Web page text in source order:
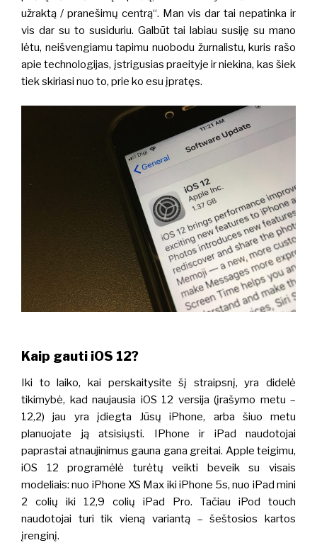
užraktą / pranešimų centrą“. Man vis dar tai nepatinka ir
vis dar su to susiduriu. Galbūt tai labiau susiję su mano
lėtu, neišvengiamu tapimu nuobodu žurnalistu, kuris rašo
apie technologijas, įstrigusias praeityje ir niekina, kas šiek
tiek skiriasi nuo to, prie ko esu įpratęs.
Kaip gauti iOS 12?
Iki to laiko, kai perskaitysite šį straipsnį, yra didelė
tikimybė, kad naujausia iOS 12 versija (įrašymo metu –
12,2) jau yra įdiegta Jūsų iPhone, arba šiuo metu
planuojate ją atsisiųsti. IPhone ir iPad naudotojai
paprastai atnaujinimus gauna gana greitai. Apple teigimu,
iOS 12 programėlė turėtų veikti beveik su visais
modeliais: nuo iPhone XS Max iki iPhone 5s, nuo iPad mini
2 colių iki 12,9 colių iPad Pro.
Tačiau iPod touch
naudotojai turi tik vieną variantą – šeštosios kartos
įrenginį.